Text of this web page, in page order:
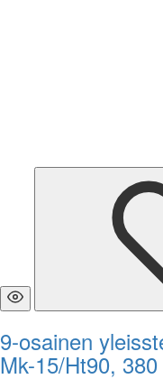
9-osainen
Mk-15/Ht90,